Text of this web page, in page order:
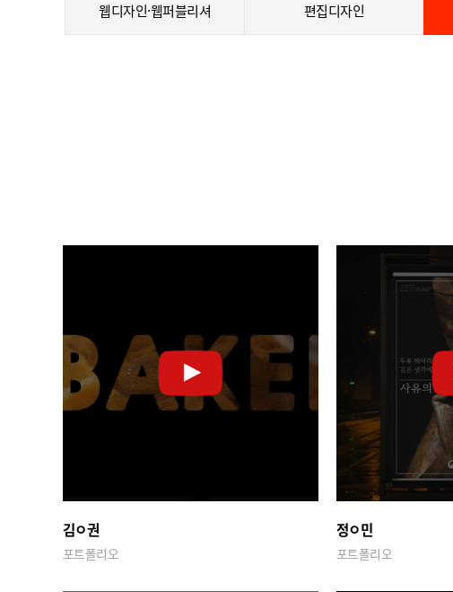
웹디자인·웹퍼블리셔 편집디자인
김ㅇ권
포트폴리오
정ㅇ민
포트폴리오